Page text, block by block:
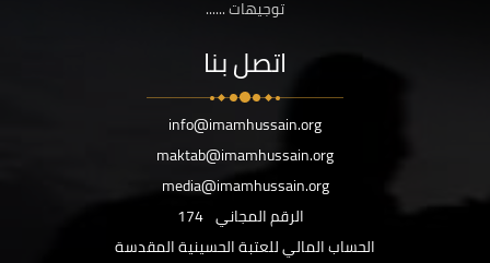
توجيهات ......
اتصل بنا
info@imamhussain.org
maktab@imamhussain.org
media@imamhussain.org
الرقم المجاني 174
الحساب المالي للعتبة الحسينية المقدسة